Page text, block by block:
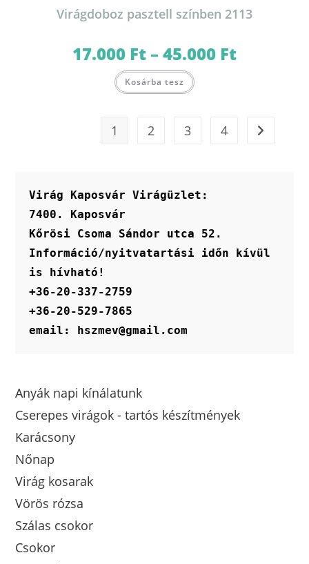
Virágdoboz pasztell színben 2113
17.000 Ft–45.000 Ft17.000 Ft
Kosárba tesz a
1 2 3 4
Virág Kaposvár Virágüzlet:
7400. Kaposvár
Kőrösi Csoma Sándor utca 52.
Információ/nyitvatartási időn kívül
is hívható!
+36-20-337-2759
+36-20-529-7865
email: hszmev@gmail.com
Anyák napi kínálatunk
Cserepes virágok - tartós készítmények
Karácsony
Nőnap
Virág kosarak
Vörös rózsa
Szálas csokor
Csokor